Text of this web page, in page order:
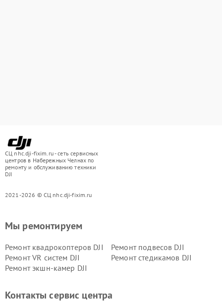
СЦ nhc.dji-fixim.ru - сеть сервисных
центров в Набережных Челнах по
ремонту и обслуживанию техники
DJI
2021-2026 © СЦ nhc.dji-fixim.ru
Мы ремонтируем
Ремонт квадрокоптеров DJI
Ремонт подвесов DJI
Ремонт VR систем DJI
Ремонт стедикамов DJI
Ремонт экшн-камер DJI
Контакты сервис центра